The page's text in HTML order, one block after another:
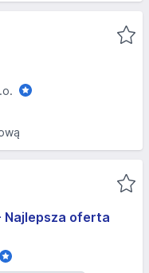
Najlepsza oferta